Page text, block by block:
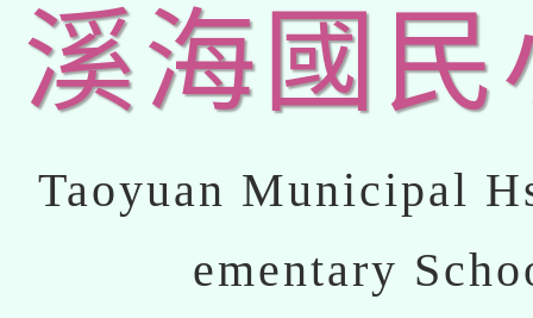
溪海國民
Taoyuan Municipal
ementary